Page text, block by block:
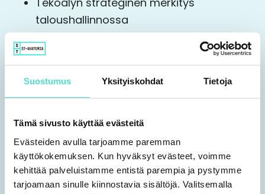
Suostumus Yksityiskohdat Tietoja
Tämä sivusto käyttää evästeitä
Evästeiden avulla tarjoamme paremman
käyttökokemuksen. Kun hyväksyt evästeet, voimme
kehittää palveluistamme entistä parempia ja pystymme
tarjoamaan sinulle kiinnostavia sisältöjä. Valitsemalla
taloushallinnossa
Miten tekoäly muuttaa
talousjohtamista ja päätöksentekoa
tavoitteet, roolit ja vastuut
käytäntöjä strategisesta
hyödyntämisestä
Tiekartta tekoälyn johtamiseen
Kouluttajana toimii Sanna Kaarlejärvi,